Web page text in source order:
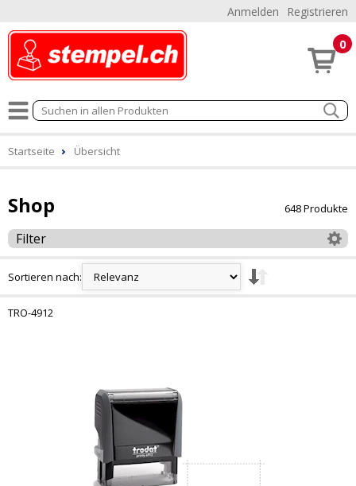
Anmelden Registrieren
0
Startseite Übersicht
Shop 648 Produkte
Filter
Sortieren nach:
TRO-4912